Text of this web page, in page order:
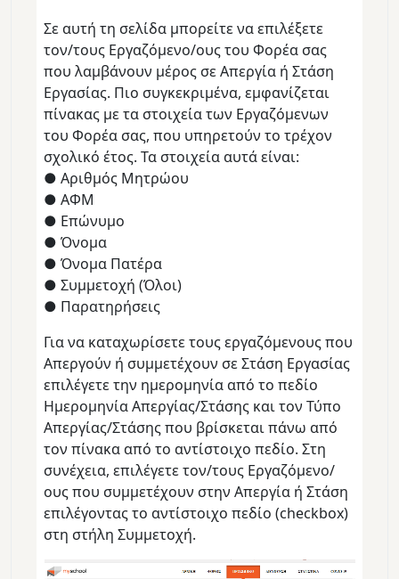
Σε αυτή τη σελίδα μπορείτε να επιλέξετε
τον/τους Εργαζόμενο/ους του Φορέα σας
που λαμβάνουν μέρος σε Απεργία ή Στάση
Εργασίας. Πιο συγκεκριμένα, εμφανίζεται
πίνακας με τα στοιχεία των Εργαζόμενων
του Φορέα σας, που υπηρετούν το τρέχον
σχολικό έτος. Τα στοιχεία αυτά είναι:
● Αριθμός Μητρώου
● ΑΦΜ
● Επώνυμο
● Όνομα
● Όνομα Πατέρα
● Συμμετοχή (Όλοι)
● Παρατηρήσεις
Για να καταχωρίσετε τους εργαζόμενους που
Απεργούν ή συμμετέχουν σε Στάση Εργασίας
επιλέγετε την ημερομηνία από το πεδίο
Ημερομηνία Απεργίας/Στάσης και τον Τύπο
Απεργίας/Στάσης που βρίσκεται πάνω από
τον πίνακα από το αντίστοιχο πεδίο. Στη
συνέχεια, επιλέγετε τον/τους Εργαζόμενο/
ους που συμμετέχουν στην Απεργία ή Στάση
επιλέγοντας το αντίστοιχο πεδίο (checkbox)
στη στήλη Συμμετοχή.